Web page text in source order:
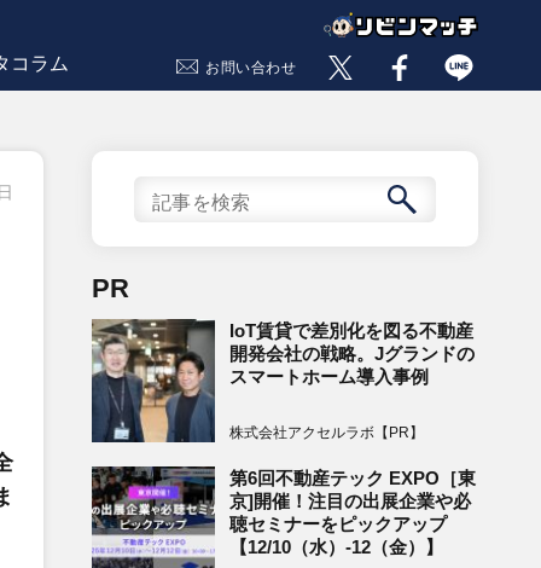
コラム お問い合わせ
PR
IoT賃貸で差別化を図る不動産
開発会社の戦略。Jグランドの
スマートホーム導入事例
株式会社アクセルラボ【PR】
第6回不動産テック EXPO［東
京]開催！注目の出展企業や必
聴セミナーをピックアップ
【12/10（水）-12（金）】